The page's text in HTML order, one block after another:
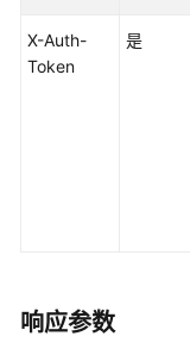
用
前
何
X-Auth-
Token
是
响应参数